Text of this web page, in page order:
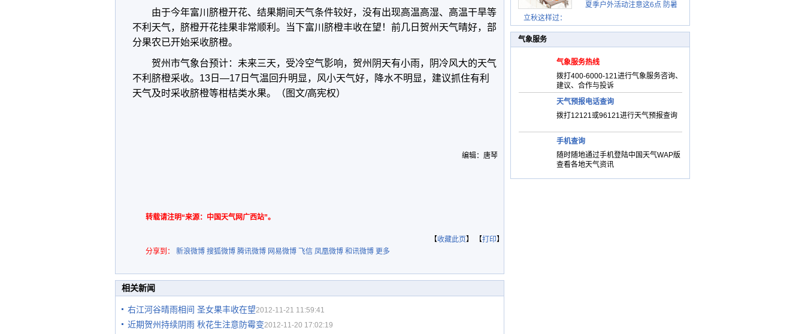
由于今年富川脐橙开花、结果期间天气条件较好，没有出现高温高湿、高温干旱等
不利天气，脐橙开花挂果非常顺利。当下富川脐橙丰收在望！前几日贺州天气晴好，部
分果农已开始采收脐橙。
贺州市气象台预计：未来三天，受冷空气影响，贺州阴天有小雨，阴冷风大的天气
不利脐橙采收。13日—17日气温回升明显，风小天气好，降水不明显，建议抓住有利
天气及时采收脐橙等柑桔类水果。（图文/高宪权）
编辑：唐琴
转载请注明“来源：中国天气网广西站”。
【收藏此页】 【打印】
分享到：
新浪微博 搜狐微博 腾讯微博 网易微博 飞信 凤凰微博 和讯微博 更多
相关新闻
右江河谷晴雨相间 圣女果丰收在望2012-11-21 11:59:41
近期贺州持续阴雨 秋花生注意防霉变2012-11-20 17:02:19
立秋这样过：
贴士
夏季户外活动注意这6点 防暑
气象服务
气象服务热线
拨打400-6000-121进行气象服务咨询、
建议、合作与投诉
天气预报电话查询
拨打12121或96121进行天气预报查询
手机查询
随时随地通过手机登陆中国天气WAP版
查看各地天气资讯